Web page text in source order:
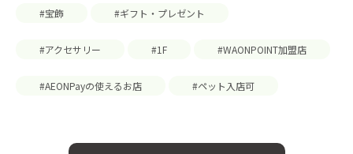
#宝飾 #ギフト・プレゼント
#アクセサリー #1F #WAONPOINT加盟店
#AEONPayの使えるお店 #ペット入店可